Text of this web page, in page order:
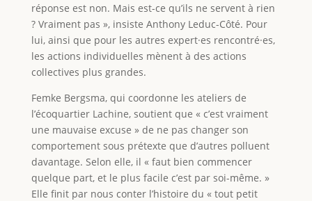
réponse est non. Mais est-ce qu’ils ne servent à rien
? Vraiment pas », insiste Anthony Leduc-Côté. Pour
lui, ainsi que pour les autres expert·es rencontré·es,
les actions individuelles mènent à des actions
collectives plus grandes.
Femke Bergsma, qui coordonne les ateliers de
l’écoquartier Lachine, soutient que « c’est vraiment
une mauvaise excuse » de ne pas changer son
comportement sous prétexte que d’autres polluent
davantage. Selon elle, il « faut bien commencer
quelque part, et le plus facile c’est par soi-même. »
Elle finit par nous conter l’histoire du « tout petit